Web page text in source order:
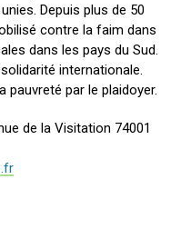
Depuis plus de 50
contre la faim dans
dans les pays du Sud.
internationale.
par le plaidoyer.
de la Visitation 74001